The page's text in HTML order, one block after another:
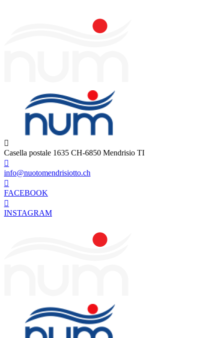
Casella postale 1635 CH-6850 Mendrisio TI
info@nuotomendrisiotto.ch
FACEBOOK
INSTAGRAM